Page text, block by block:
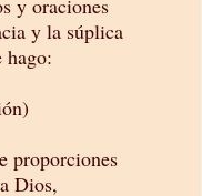
y oraciones
y la súplica
hago:
proporciones
Dios,